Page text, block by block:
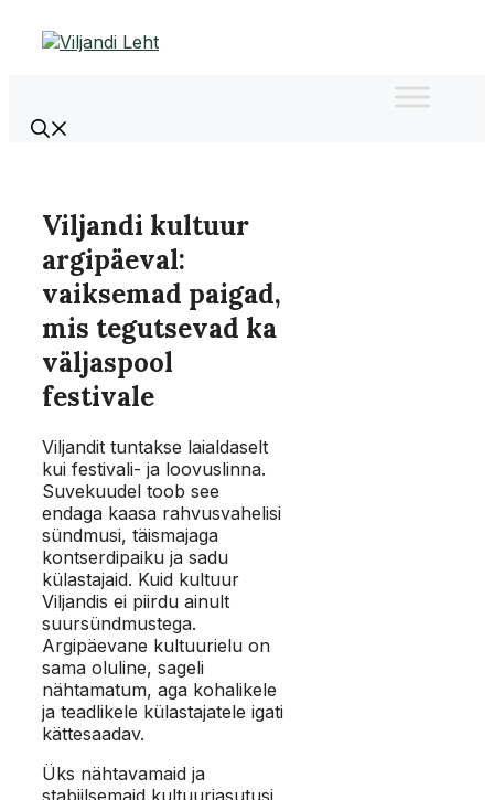
Viljandi kultuur
argipäeval:
vaiksemad paigad,
mis tegutsevad ka
väljaspool
festivale
Viljandit tuntakse laialdaselt
kui festivali- ja loovuslinna.
Suvekuudel toob see
endaga kaasa rahvusvahelisi
sündmusi, täismajaga
kontserdipaiku ja sadu
külastajaid. Kuid kultuur
Viljandis ei piirdu ainult
suursündmustega.
Argipäevane kultuurielu on
sama oluline, sageli
nähtamatum, aga kohalikele
ja teadlikele külastajatele igati
kättesaadav.
Üks nähtavamaid ja
stabiilsemaid kultuuriasutusi